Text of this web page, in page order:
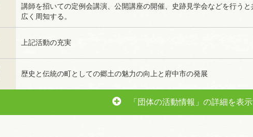
講師を招いての定例会講演、公開講座の開催、史跡見学会などを行う
広く周知する。
上記活動の充実
歴史と伝統の町としての郷土の魅力の向上と府中市の発展
「団体の活動情報」の詳細を表示